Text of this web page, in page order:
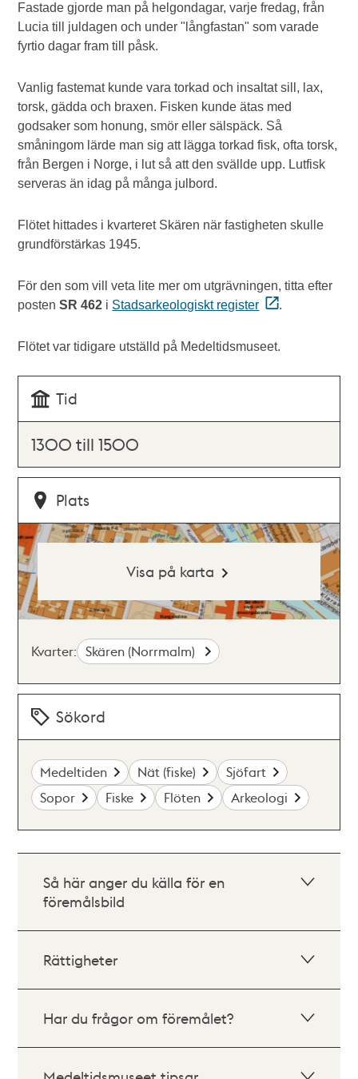
Fastade gjorde man på helgondagar, varje fredag, från
Lucia till juldagen och under "långfastan" som varade
fyrtio dagar fram till påsk.
Vanlig fastemat kunde vara torkad och insaltat sill, lax,
torsk, gädda och braxen. Fisken kunde ätas med
godsaker som honung, smör eller sälspäck. Så
småningom lärde man sig att lägga torkad fisk, ofta torsk,
från Bergen i Norge, i lut så att den svällde upp. Lutfisk
serveras än idag på många julbord.
Flötet hittades i kvarteret Skären när fastigheten skulle
grundförstärkas 1945.
För den som vill veta lite mer om utgrävningen, titta efter
postenSR 462 i Stadsarkeologiskt register .
Flötet var tidigare utställd på Medeltidsmuseet.
Tid
1300 till 1500
Plats
Visa på karta
Kvarter: Skären (Norrmalm)
Sökord
Medeltiden Nät (fiske)
Sjöfart
Sopor
Fiske Flöten Arkeologi
Så här anger du källa för en
föremålsbild
Rättigheter
Har du frågor om föremålet?